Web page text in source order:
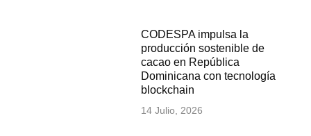
CODESPA impulsa la
producción sostenible de
cacao en República
Dominicana con tecnología
blockchain
14 Julio, 2026